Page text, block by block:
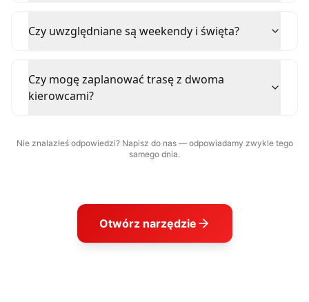
Czy uwzględniane są weekendy i święta?
Czy mogę zaplanować trasę z dwoma
kierowcami?
Nie znalazłeś odpowiedzi? Napisz do nas — odpowiadamy zwykle tego
samego dnia.
Otwórz narzędzie